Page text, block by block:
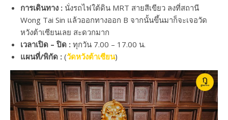
การเดินทาง : นั่งรถไฟใต้ดิน MRT สายสีเขียว ลงที่สถานี
Wong Tai Sin แล้วออกทางออก B จากนั้นขึ้นมาก็จะเจอวัด
หวังต้าเซียนเลย สะดวกมาก
เวลาเปิด – ปิด : ทุกวัน 7.00 – 17.00 น.
แผนที่/พิกัด : (วัดหวังต้าเซียน)